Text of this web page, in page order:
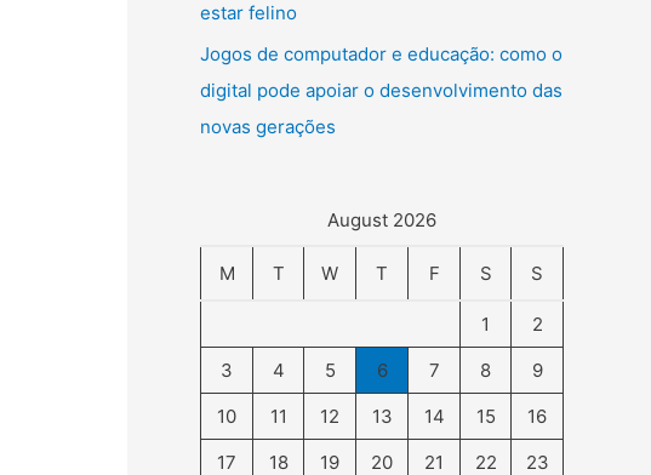
estar felino
Jogos de computador e educação: como o
digital pode apoiar o desenvolvimento das
novas gerações
August 2026
M T W T F S S
1
2
3
4 5 6 7 8
9
10
11 12 13 14 15
16
17
18 19 20 21 22
23